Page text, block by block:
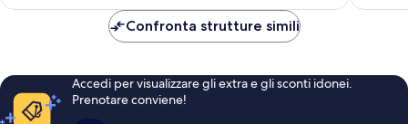
141 €
Confronta strutture simili
Accedi per visualizzare gli extra e gli sconti idonei.
Prenotare conviene!